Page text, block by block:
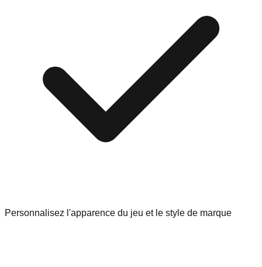
Personnalisez l'apparence du jeu et le style de marque